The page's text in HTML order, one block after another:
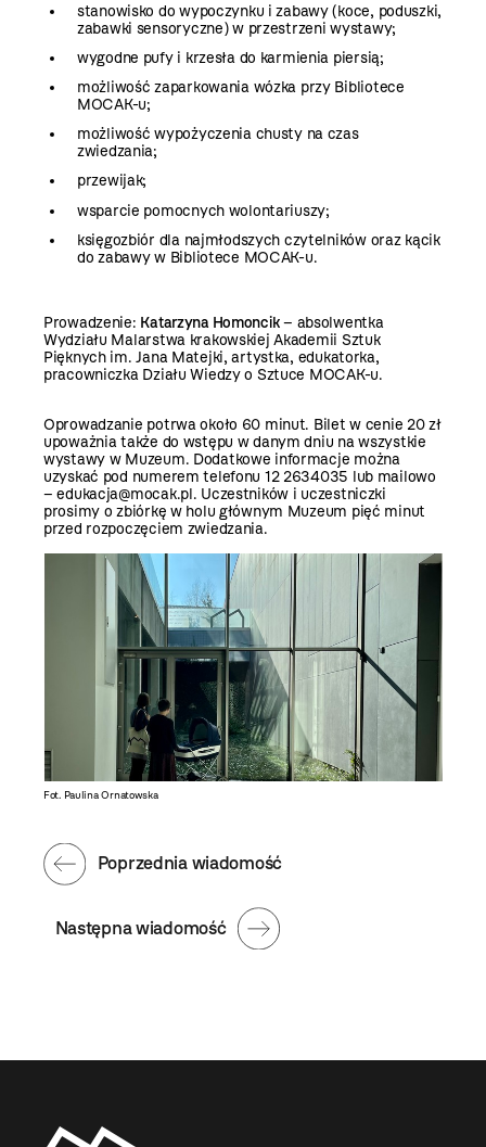
stanowisko do wypoczynku i zabawy (koce, poduszki,
zabawki sensoryczne) w przestrzeni wystawy;
wygodne pufy i krzesła do karmienia piersią;
możliwość zaparkowania wózka przy Bibliotece
MOCAK-u;
możliwość wypożyczenia chusty na czas
zwiedzania;
przewijak;
wsparcie pomocnych wolontariuszy;
księgozbiór dla najmłodszych czytelników oraz kącik
do zabawy w Bibliotece MOCAK-u.
Prowadzenie: Katarzyna Homoncik– absolwentka
Wydziału Malarstwa krakowskiej Akademii Sztuk
Pięknych im. Jana Matejki, artystka, edukatorka,
pracowniczka Działu Wiedzy o Sztuce MOCAK-u.
Oprowadzanie potrwa około 60 minut. Bilet w cenie 20 zł
upoważnia także do wstępu w danym dniu na wszystkie
wystawy w Muzeum. Dodatkowe informacje można
uzyskać pod numerem telefonu 12 2634035 lub mailowo
–edukacja@mocak.pl. Uczestników i uczestniczki
prosimy o zbiórkę w holu głównym Muzeum pięć minut
przed rozpoczęciem zwiedzania.
Fot. Paulina Ornatowska
Następna wiadomość
Poprzednia wiadomość